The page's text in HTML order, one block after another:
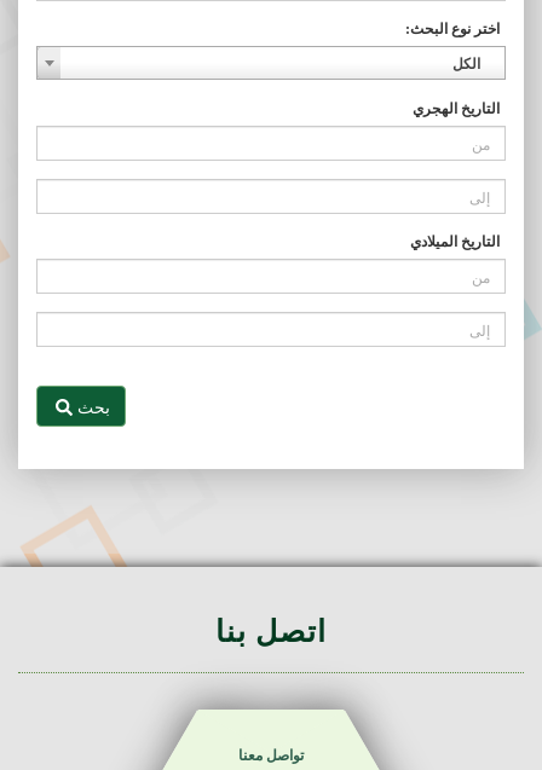
اختر نوع البحث:
الكل
التاريخ الهجري
التاريخ الميلادي
بحث
اتصل بنا
تواصل معنا